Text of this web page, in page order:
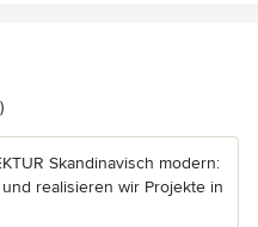
5 Sternen
Skandinavisch modern:
realisieren wir Projekte in